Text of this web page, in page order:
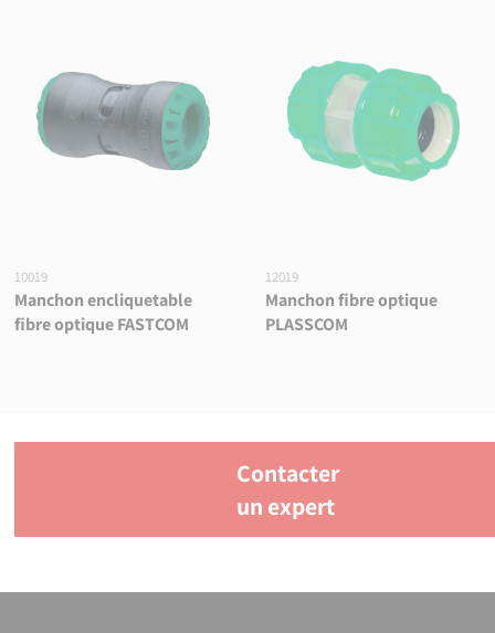
10019
Manchon encliquetable
fibre optique FASTCOM
12019
Manchon fibre optique
PLASSCOM
Contacter
un expert